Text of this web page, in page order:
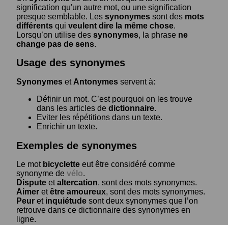
signification qu'un autre mot, ou une signification
presque semblable. Les synonymes sont des mots
différents qui veulent dire la même chose.
Lorsqu’on utilise des synonymes, la phrase ne
change pas de sens.
Usage des synonymes
Synonymes et Antonymes servent à:
Définir un mot. C’est pourquoi on les trouve
dans les articles de dictionnaire.
Eviter les répétitions dans un texte.
Enrichir un texte.
Exemples de synonymes
Le mot bicyclette eut être considéré comme
synonyme de vélo.
Dispute etaltercation, sont des mots synonymes.
Aimer etêtre amoureux, sont des mots synonymes.
Peur et inquiétude sont deux synonymes que l’on
retrouve dans ce dictionnaire des synonymes en
ligne.